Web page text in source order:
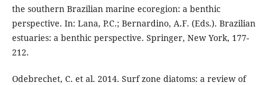
the southern Brazilian marine ecoregion: a benthic
perspective. In: Lana, P.C.; Bernardino, A.F. (Eds.). Brazilian
estuaries: a benthic perspective. Springer, New York, 177-
212.
Odebrechet, C. et al. 2014. Surf zone diatoms: a review of